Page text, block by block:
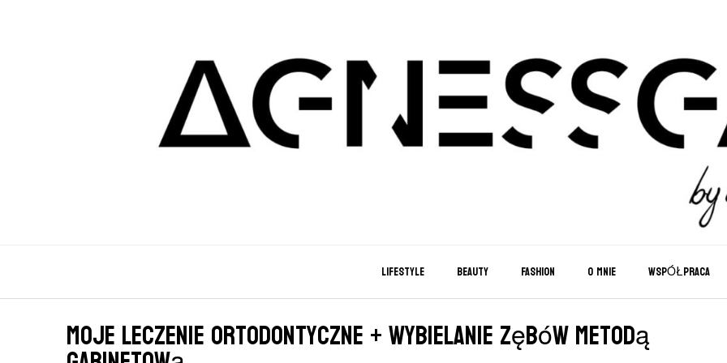
LIFESTYLE BEAUTY FASHION O MNIE WSPÓŁPRACA
Moje leczenie ortodontyczne + wybielanie zębów metodą